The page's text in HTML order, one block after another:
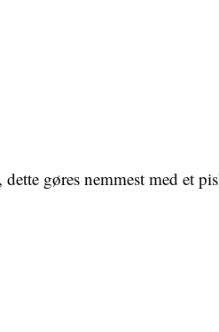
gøres nemmest med et